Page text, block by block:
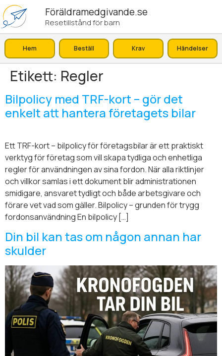
Föräldramedgivande.se
Resetillstånd för barn
Hem Beställ Krav Händelser
Etikett: Regler
Bilpolicy med TRF-kort – gör det
enkelt att hantera företagets bilar
Ett TRF-kort – bilpolicy för företagsbilar är ett praktiskt
verktyg för företag som vill skapa tydliga och enhetliga
regler för användningen av sina fordon. När alla riktlinjer
och villkor samlas i ett dokument blir administrationen
smidigare, ansvaret tydligt och både arbetsgivare och
förare vet vad som gäller. Bilpolicy – grunden för trygg
fordonsanvändning En bilpolicy […]
Din bil kan tas om någon annan har
skulder